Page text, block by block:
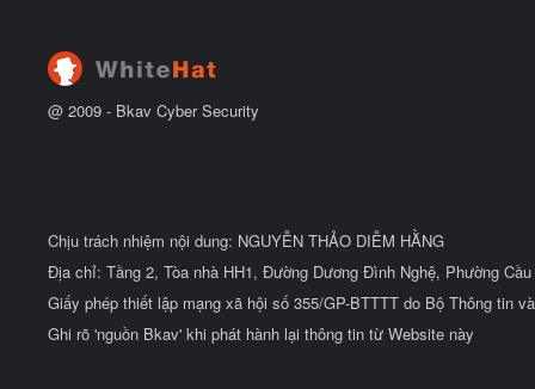
@ 2009 - 2026Bkav Cyber Security
Chịu trách nhiệm nội dung: NGUYỄN THẢO DIỄM HẰNG
Địa chỉ: Tầng 2, Tòa nhà HH1, Đường Dương Đình Nghệ, Phường
Giấy phép thiết lập mạng xã hội số 355/GP-BTTTT do Bộ Thông tin
Ghi rõ 'nguồn Bkav' khi phát hành lại thông tin từ Website này